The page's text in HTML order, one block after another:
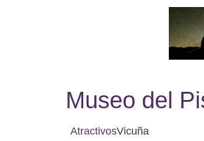
Museo del
AtractivosVicuña